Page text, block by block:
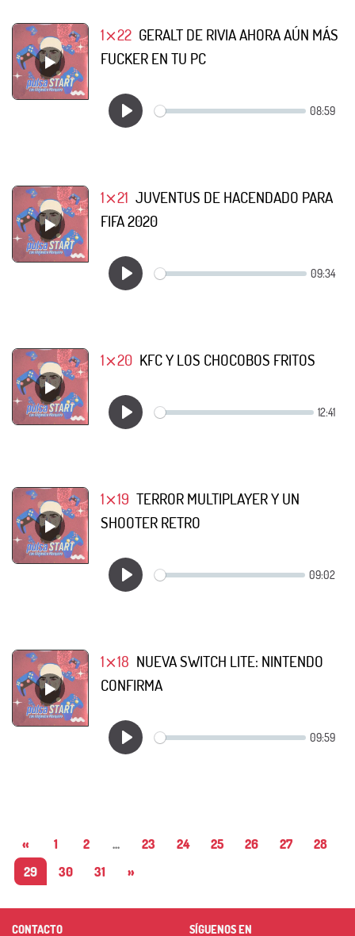
1⨯22 GERALT DE RIVIA AHORA AÚN MÁS
FUCKER EN TU PC
1⨯21 JUVENTUS DE HACENDADO PARA
FIFA 2020
1⨯20 KFC Y LOS CHOCOBOS FRITOS
1⨯19 TERROR MULTIPLAYER Y UN
SHOOTER RETRO
1⨯18 NUEVA SWITCH LITE: NINTENDO
CONFIRMA
« 1 2 ... 23 24 25 26 27
28
29
30 31 »
CONTACTO SÍGUENOS EN